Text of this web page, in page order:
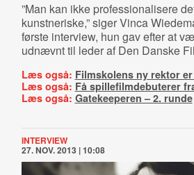
”Man kan ikke professionalisere
kunstneriske,” siger Vinca
første interview, hun gav efter at
udnævnt til leder af Den Danske
Læs også: Filmskolens ny rektor
Læs også: Få spillefilmdebuterer
Læs også: Gatekeeperen – 2. runde
INTERVIEW
27. NOV. 2013 | 10:08